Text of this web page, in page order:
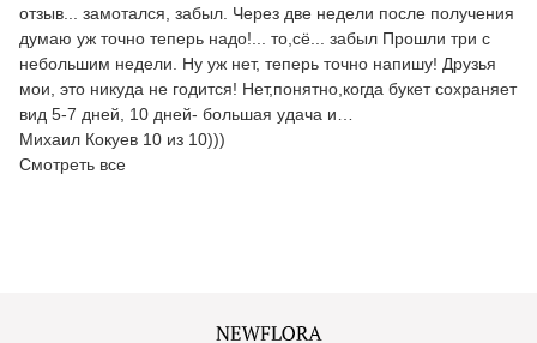
отзыв... замотался, забыл. Через две недели после получения
думаю уж точно теперь надо!... то,сё... забыл Прошли три с
небольшим недели. Ну уж нет, теперь точно напишу! Друзья
мои, это никуда не годится! Нет,понятно,когда букет сохраняет
вид 5-7 дней, 10 дней- большая удача и…
Михаил Кокуев 10 из 10)))
Смотреть все